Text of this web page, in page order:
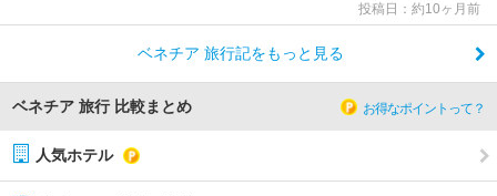
投稿日：約10ヶ月前
ベネチア 旅行記をもっと見る
ベネチア 旅行 比較まとめ お得なポイントって？
人気ホテル